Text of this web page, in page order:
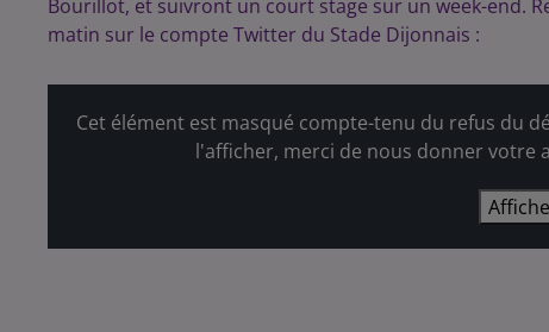
Bourillot, et suivront un court stage sur un week-end.
matin sur le compte Twitter du Stade Dijonnais :
Cet élément est masqué compte-tenu du refus du
l'afficher, merci de nous donner votre